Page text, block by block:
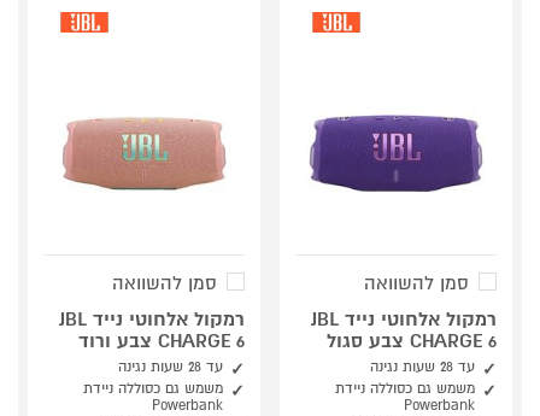
סמן להשוואה
רמקול אלחוטי נייד JBL
CHARGE 6 צבע סגול
עד 28 שעות נגינה
משמש גם כסוללה ניידת
Powerbank
סמן להשוואה
רמקול אלחוטי נייד JBL
CHARGE 6 צבע ורוד
עד 28 שעות נגינה
משמש גם כסוללה ניידת
Powerbank